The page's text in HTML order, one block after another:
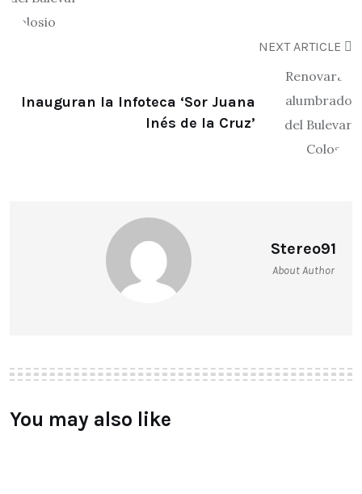
NEXT ARTICLE
Inauguran la Infoteca ‘Sor Juana
Inés de la Cruz’
Stereo91
About Author
You may also like